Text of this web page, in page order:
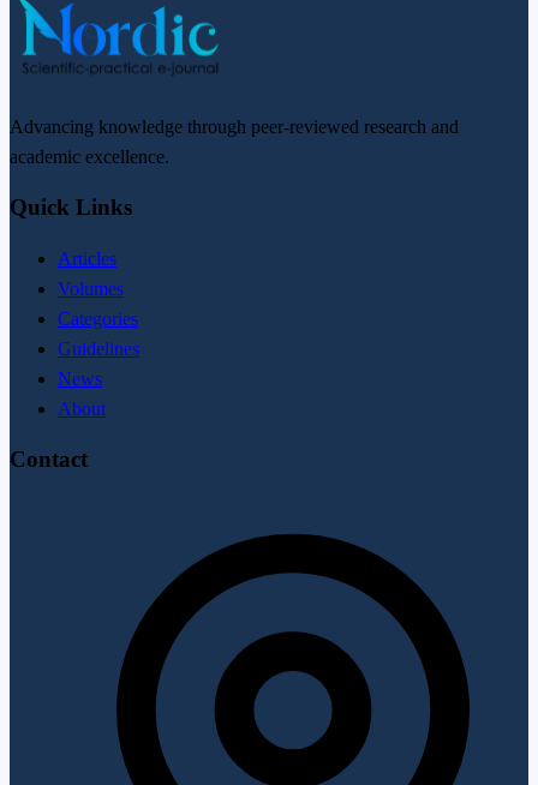
Advancing knowledge through peer-reviewed research and
academic excellence.
Quick Links
Articles
Volumes
Categories
Guidelines
News
About
Contact